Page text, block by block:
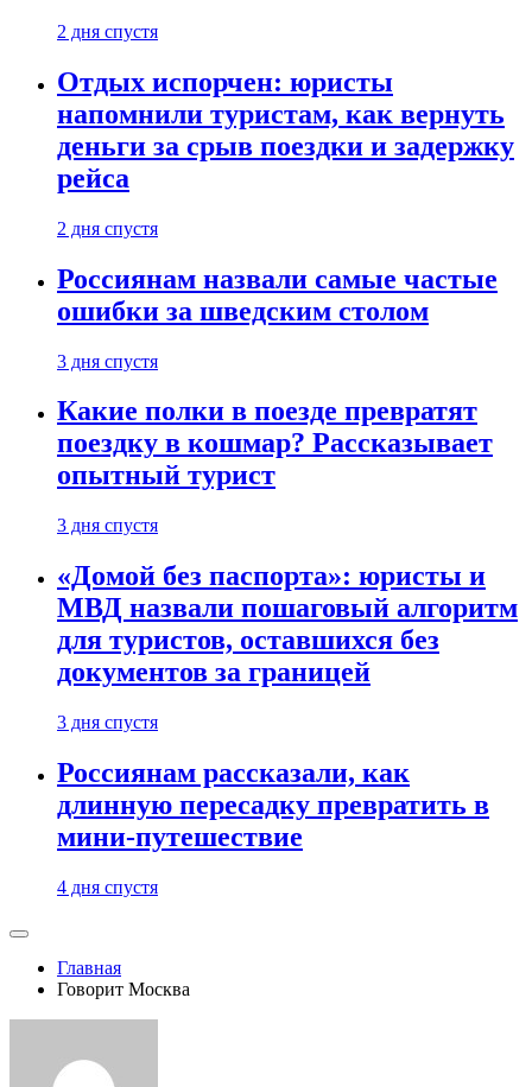
2 дня спустя
Отдых испорчен: юристы
напомнили туристам, как вернуть
деньги за срыв поездки и задержку
рейса
2 дня спустя
Россиянам назвали самые частые
ошибки за шведским столом
3 дня спустя
Какие полки в поезде превратят
поездку в кошмар? Рассказывает
опытный турист
3 дня спустя
«Домой без паспорта»: юристы и
МВД назвали пошаговый алгоритм
для туристов, оставшихся без
документов за границей
3 дня спустя
Россиянам рассказали, как
длинную пересадку превратить в
мини-путешествие
4 дня спустя
Главная
Говорит Москва